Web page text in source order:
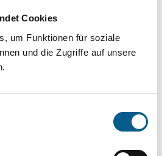
Cookies
um Funktionen für soziale
und die Zugriffe auf unsere
und
recherchieren. Bei der
und Kleinschreibung
Wahl von Bereichen oder